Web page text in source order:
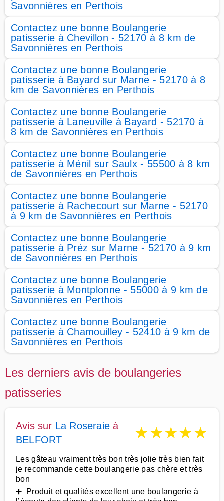
Savonnières en Perthois
Contactez une bonne Boulangerie
patisserie à Chevillon - 52170 à 8 km de
Savonnières en Perthois
Contactez une bonne Boulangerie
patisserie à Bayard sur Marne - 52170 à 8
km de Savonnières en Perthois
Contactez une bonne Boulangerie
patisserie à Laneuville à Bayard - 52170 à
8 km de Savonnières en Perthois
Contactez une bonne Boulangerie
patisserie à Ménil sur Saulx - 55500 à 8 km
de Savonnières en Perthois
Contactez une bonne Boulangerie
patisserie à Rachecourt sur Marne - 52170
à 9 km de Savonnières en Perthois
Contactez une bonne Boulangerie
patisserie à Préz sur Marne - 52170 à 9 km
de Savonnières en Perthois
Contactez une bonne Boulangerie
patisserie à Montplonne - 55000 à 9 km de
Savonnières en Perthois
Contactez une bonne Boulangerie
patisserie à Chamouilley - 52410 à 9 km de
Savonnières en Perthois
Les derniers avis de boulangeries
patisseries
Avis sur La Roseraie à
BELFORT
★★★★★
Les gâteau vraiment très bon très jolie très bien fait
je recommande cette boulangerie pas chère et très
bon
➕ Produit et qualités excellent une boulangerie à